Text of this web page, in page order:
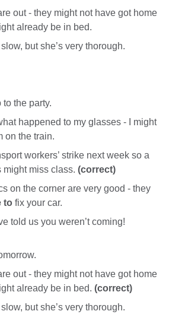
out - they might not have got home
already be in bed.
but she’s very thorough.
to the party.
happened to my glasses - I might
on the train.
workers’ strike next week so a
might miss class. (correct)
on the corner are very good - they
to fix your car.
told us you weren’t coming!
out - they might not have got home
already be in bed. (correct)
but she’s very thorough.